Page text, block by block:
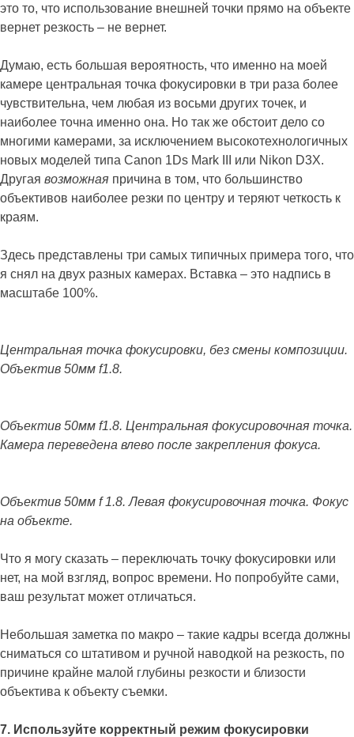
это то, что использование внешней точки прямо на объекте
вернет резкость – не вернет.
Думаю, есть большая вероятность, что именно на моей
камере центральная точка фокусировки в три раза более
чувствительна, чем любая из восьми других точек, и
наиболее точна именно она. Но так же обстоит дело со
многими камерами, за исключением высокотехнологичных
новых моделей типа Canon 1Ds Mark III или Nikon D3X.
Другая возможная причина в том, что большинство
объективов наиболее резки по центру и теряют четкость к
краям.
Здесь представлены три самых типичных примера того, что
я снял на двух разных камерах. Вставка – это надпись в
масштабе 100%.
Центральная точка фокусировки, без смены композиции.
Объектив 50мм f1.8.
Объектив 50мм f1.8. Центральная фокусировочная точка.
Камера переведена влево после закрепления фокуса.
Объектив 50мм f 1.8. Левая фокусировочная точка. Фокус
на объекте.
Что я могу сказать – переключать точку фокусировки или
нет, на мой взгляд, вопрос времени. Но попробуйте сами,
ваш результат может отличаться.
Небольшая заметка по макро – такие кадры всегда должны
сниматься со штативом и ручной наводкой на резкость, по
причине крайне малой глубины резкости и близости
объектива к объекту съемки.
7. Используйте корректный режим фокусировки